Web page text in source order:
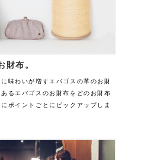
財布。
味わいが増すエバゴスの革のお財
るエバゴスのお財布をどのお財布
ポイントごとにピックアップしま